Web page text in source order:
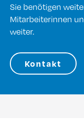
Sie benötigen
Mitarbeiterinnen
weiter.
Kontakt